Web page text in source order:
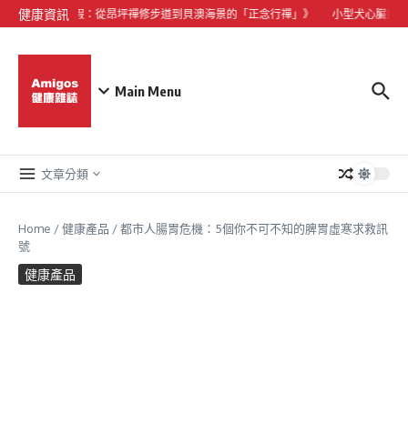
Skip to content
健康資訊
心靈微度假：從昂坪禪修步道到貝澳海景的「正念行禪」》 小型犬心臟病與
Main Menu
文章分類
Home /健康產品 /都市人腸胃危機：5個你不可不知的脾胃虛寒求救訊
號
健康產品